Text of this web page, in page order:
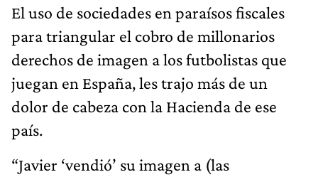
El uso de sociedades en paraísos fiscales
para triangular el cobro de millonarios
derechos de imagen a los futbolistas que
juegan en España, les trajo más de un
dolor de cabeza con la Hacienda de ese
país.
“Javier ‘vendió’ su imagen a (las